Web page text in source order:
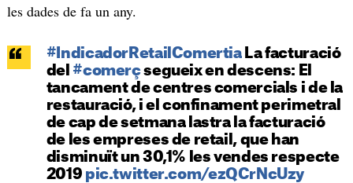
les dades de fa un any.
#IndicadorRetailComertiaLa facturació
del #comerçsegueix en descens: El
tancament de centres comercials i de la
restauració, i el confinament perimetral
de cap de setmana lastra la facturació
de les empreses de retail, que han
disminuït un 30,1% les vendes respecte
2019 pic.twitter.com/ezQCrNcUzy